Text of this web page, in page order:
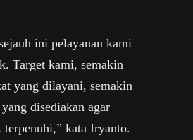
ini pelayanan kami
Target kami, semakin
yang dilayani, semakin
disediakan agar
kata Iryanto.